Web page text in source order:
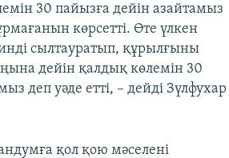
30 пайызға дейін азайтамыз
көрсетті. Өте үлкен
сылтауратып, құрылғыны
дейін қалдық көлемін 30
деп уәде етті, – дейді Зүлфухар
қол қою мәселені